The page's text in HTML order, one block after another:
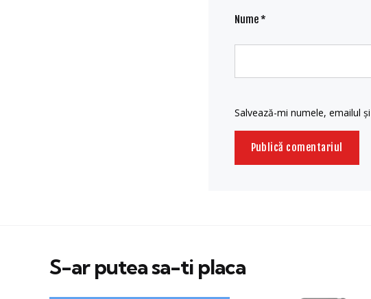
Nume*
Salvează-mi numele, emailul
S-ar putea sa-ti placa